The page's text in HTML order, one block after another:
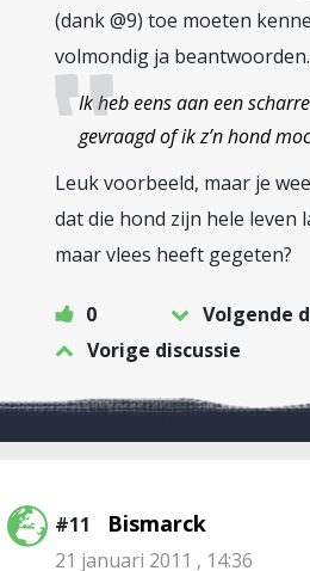
(dank @9) toe moeten
volmondig ja beantwoorden.
Ik heb eens aan een
gevraagd of ik z’n hond
Leuk voorbeeld, maar je
dat die hond zijn hele leven
maar vlees heeft gegeten?
0
Volgende
Vorige discussie
#11 Bismarck
21 januari 2011 , 14:36